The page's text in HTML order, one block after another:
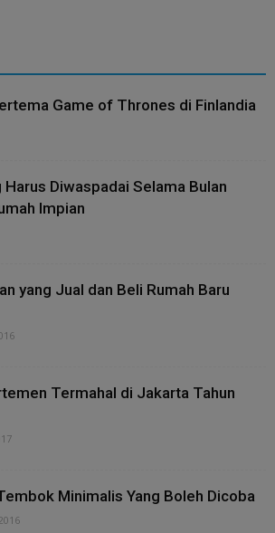
Game of Thrones di Finlandia
Harus Diwaspadai Selama Bulan
Impian
yang Jual dan Beli Rumah Baru
Termahal di Jakarta Tahun
Minimalis Yang Boleh Dicoba